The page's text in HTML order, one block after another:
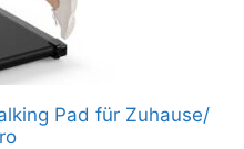
Pad für Zuhause/